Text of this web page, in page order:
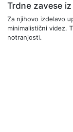
Trdne zavese
Za njihovo izdelavo
minimalistični videz.
notranjosti.